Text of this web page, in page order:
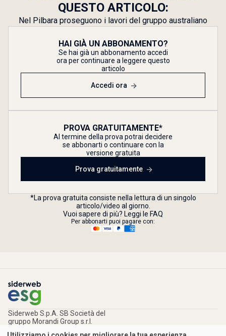
QUESTO ARTICOLO:
Nel Pilbara proseguono i lavori del gruppo australiano
HAI GIÀ UN ABBONAMENTO?
Se hai già un abbonamento accedi
ora per continuare a leggere questo
articolo
Accedi ora
PROVA GRATUITAMENTE*
Al termine della prova potrai decidere
se abbonarti o continuare con la
versione gratuita
Prova gratuitamente
*La prova gratuita consiste nella lettura di un singolo
articolo/video al giorno.
Vuoi sapere di più? Leggi le FAQ
Per abbonarti puoi pagare con:
Siderweb S.p.A. SB Società del
gruppo Morandi Group s.r.l.
ISSN 2532-2982